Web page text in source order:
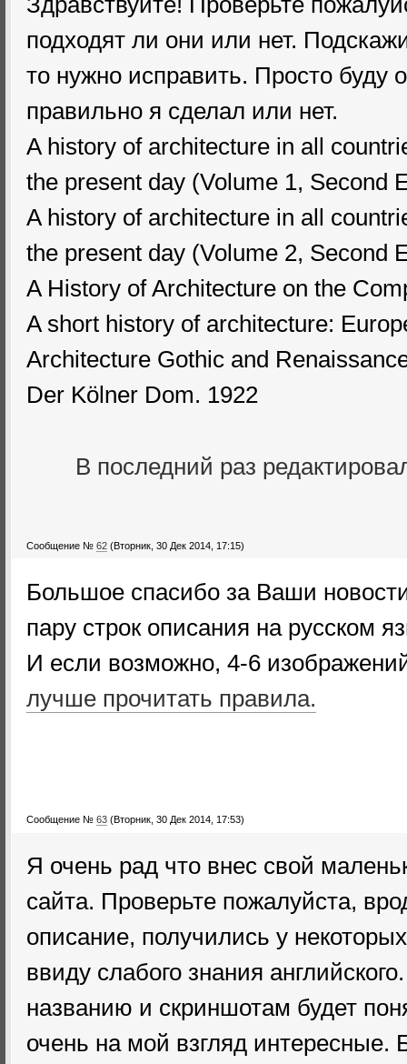
подходят ли они или нет.
то нужно исправить. Просто буду
правильно я сделал или нет.
A history of architecture in all
the present day (Volume 1, Second
A history of architecture in all
the present day (Volume 2, Second
A History of Architecture on the
A short history of architecture:
Architecture Gothic and
Der Kölner Dom. 1922
В последний раз
Сообщение № 62 (Вторник, 30 Дек 2014, 17:15)
Большое спасибо за Ваши
пару строк описания на русском
И если возможно, 4-6
лучше прочитать правила.
Сообщение № 63 (Вторник, 30 Дек 2014, 17:53)
Я очень рад что внес свой
сайта. Проверьте пожалуйста,
описание, получились у
ввиду слабого знания
названию и скриншотам будет
очень на мой взгляд интересные.